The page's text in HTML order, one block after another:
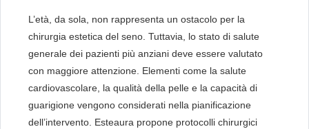
L’età, da sola, non rappresenta un ostacolo per la
chirurgia estetica del seno. Tuttavia, lo stato di salute
generale dei pazienti più anziani deve essere valutato
con maggiore attenzione. Elementi come la salute
cardiovascolare, la qualità della pelle e la capacità di
guarigione vengono considerati nella pianificazione
dell’intervento. Esteaura propone protocolli chirurgici